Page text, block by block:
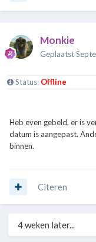
Monkie
Geplaatst
Status: Offline
Heb even gebeld. er is
datum is aangepast.
binnen.
Citeren
4 weken later...